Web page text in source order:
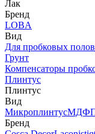
Лак
Бренд
LOBA
Вид
Для пробковых полов
Грунт
Компенсаторы
Плинтус
Плинтус
Вид
МикроплинтусМДФ
Бренд